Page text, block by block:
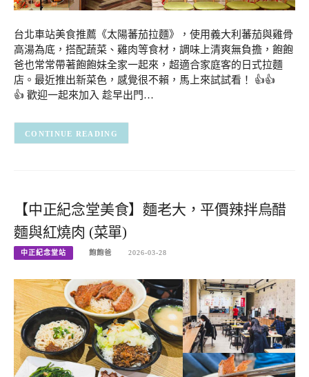
台北車站美食推薦《太陽蕃茄拉麵》，使用義大利蕃茄與雞骨
高湯為底，搭配蔬菜、雞肉等食材，調味上清爽無負擔，飽飽
爸也常常帶著飽飽妹全家一起來，超適合家庭客的日式拉麵
店。最近推出新菜色，感覺很不賴，馬上來試試看！ 👍👍
👍 歡迎一起來加入 趁早出門…
CONTINUE READING
【中正紀念堂美食】麵老大，平價辣拌烏醋
麵與紅燒肉 (菜單)
中正紀念堂站 飽飽爸 2026-03-28